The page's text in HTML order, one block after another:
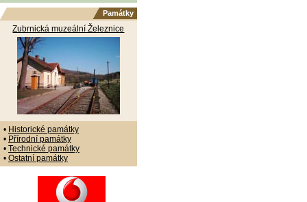
Památky
Zubrnická muzeální Železnice
• Historické památky
• Přírodní památky
• Technické památky
• Ostatní památky